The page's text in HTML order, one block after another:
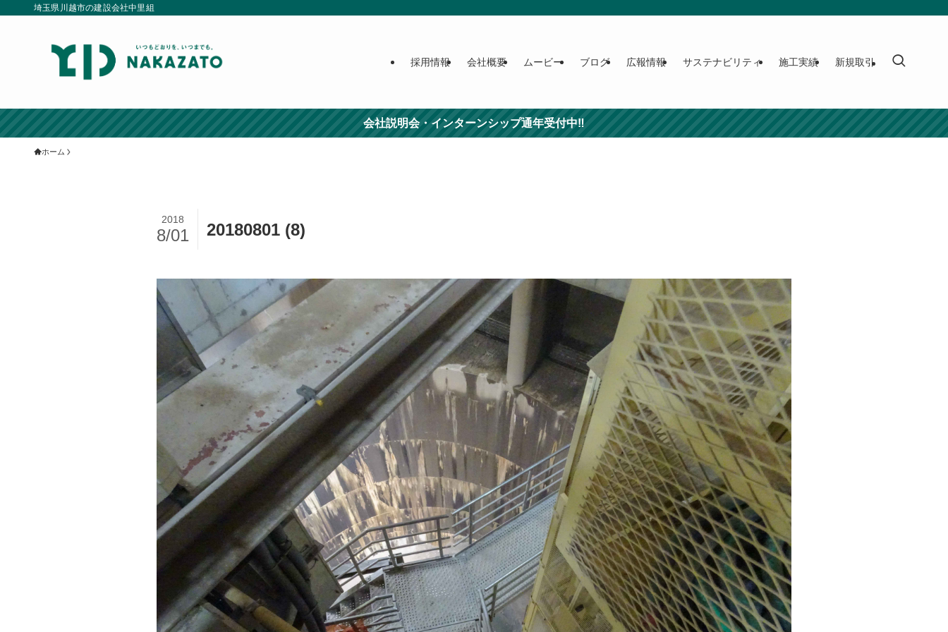
埼玉県川越市の建設会社中里組
採用情報 会社概要 ムービー ブログ 広報情報 サステナビリティ 施工実績 新規取引
会社説明会・インターンシップ通年受付中‼
ホーム
20180801 (8)
2018
8/01